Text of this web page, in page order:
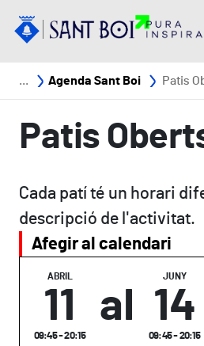
Fil d'ariadna
Agenda Sant Boi Patis
Patis
ABRIL
11
09:45 - 20:15
al
JUNY
14
09:45 - 20:15
Cada patí té un horari
descripció de l'activitat.
Afegir al calendari